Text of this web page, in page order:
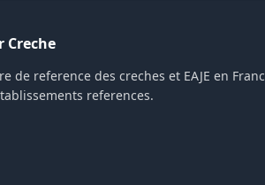
Creche
de reference des creches et EAJE en
references.